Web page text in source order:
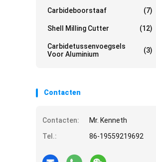
Carbideboorstaaf (7)
Shell Milling Cutter (12)
Carbidetussenvoegsels
Voor Aluminium
(3)
Contacten
Contacten:
Mr. Kenneth
Tel.:
86-19559219692